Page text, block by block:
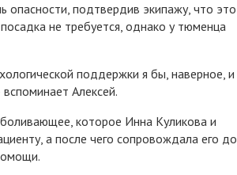
опасности, подтвердив экипажу, что это
не требуется, однако у тюменца
поддержки я бы, наверное, и
Алексей.
которое Инна Куликова и
а после чего сопровождала его до